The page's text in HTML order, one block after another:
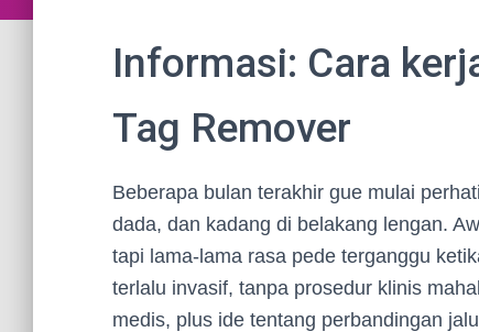
Informasi: Cara
Tag Remover
Beberapa bulan terakhir gue mulai
dada, dan kadang di belakang lengan.
tapi lama-lama rasa pede terganggu
terlalu invasif, tanpa prosedur klinis
medis, plus ide tentang perbandingan